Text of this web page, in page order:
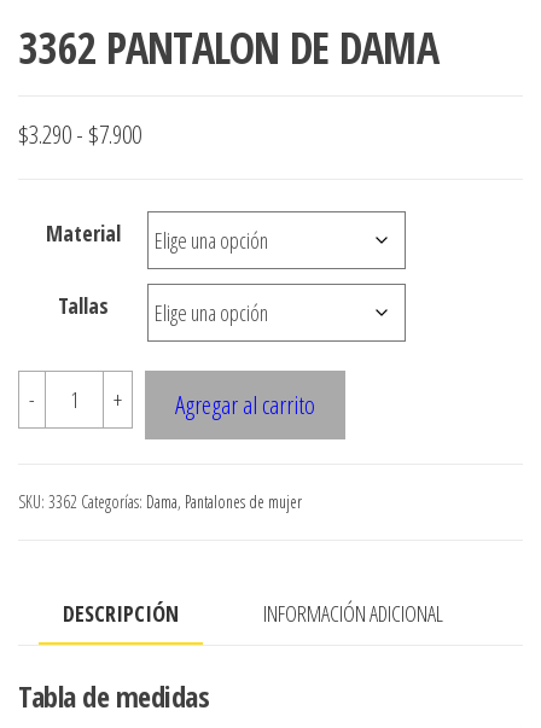
3362 PANTALON DE DAMA
$3.290- $7.900Rango
precios:
desde
$3.290
hasta
$7.900
Material
Tallas
-
3362
PANTALON
DAMA
cantidad
+ Agregar al carrito
SKU: 3362 Categorías: Dama, Pantalones de mujer
DESCRIPCIÓN INFORMACIÓN ADICIONAL
Tabla de medidas